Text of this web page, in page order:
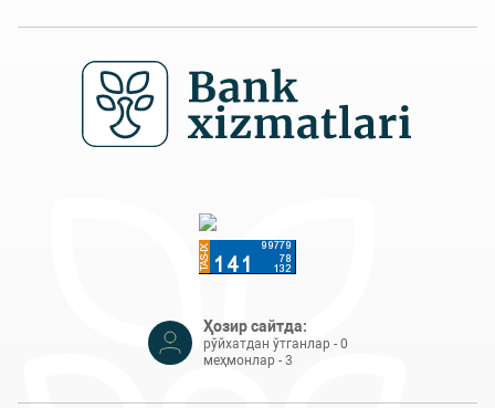
Ҳозир сайтда:
рўйхатдан ўтганлар - 0
меҳмонлар - 3